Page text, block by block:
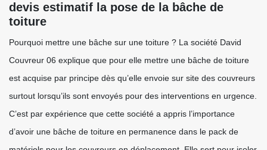
devis estimatif la pose de la bâche de
toiture
Pourquoi mettre une bâche sur une toiture ? La société David
Couvreur 06 explique que pour elle mettre une bâche de toiture
est acquise par principe dès qu’elle envoie sur site des couvreurs
surtout lorsqu’ils sont envoyés pour des interventions en urgence.
C’est par expérience que cette société a appris l’importance
d’avoir une bâche de toiture en permanence dans le pack de